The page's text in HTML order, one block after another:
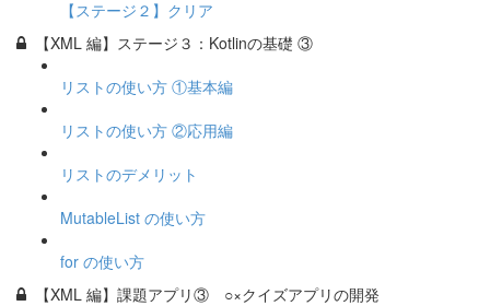
【ステージ２】クリア
【XML 編】ステージ３：Kotlinの基礎 ③
リストの使い方 ①基本編
リストの使い方 ②応用編
リストのデメリット
MutableList の使い方
for の使い方
【XML 編】課題アプリ③ ○×クイズアプリの開発